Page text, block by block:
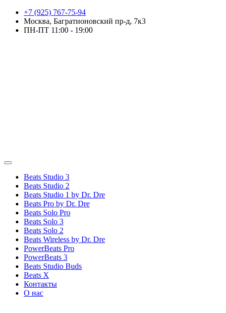
+7 (925) 767-75-94
Москва, Багратионовский пр-д, 7к3
ПН-ПТ 11:00 - 19:00
Beats Studio 3
Beats Studio 2
Beats Studio 1 by Dr. Dre
Beats Pro by Dr. Dre
Beats Solo Pro
Beats Solo 3
Beats Solo 2
Beats Wireless by Dr. Dre
PowerBeats Pro
PowerBeats 3
Beats Studio Buds
Beats X
Контакты
О нас